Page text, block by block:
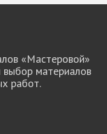
«Мастеровой»
материалов
работ.